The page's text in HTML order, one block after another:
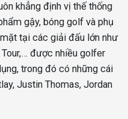
khẳng định vị thế thống
gậy, bóng golf và phụ
tại các giải đấu lớn như
Tour,… được nhiều golfer
trong đó có những cái
Justin Thomas, Jordan